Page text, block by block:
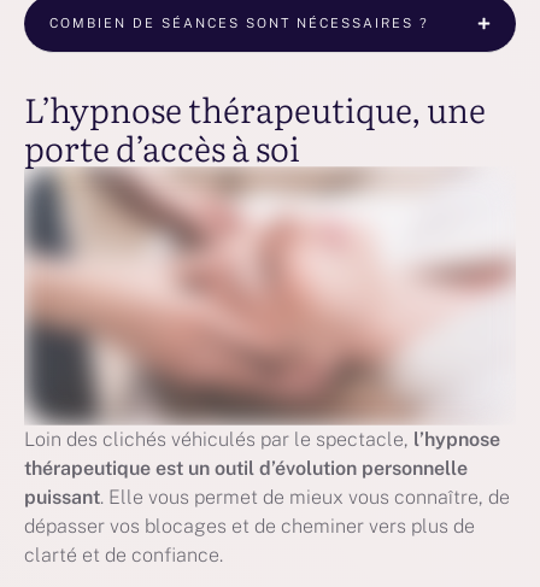
COMBIEN DE SÉANCES SONT NÉCESSAIRES ?
L’hypnose thérapeutique, une
porte d’accès à soi
Loin des clichés véhiculés par le spectacle, l’hypnose
thérapeutique est un outil d’évolution personnelle
puissant. Elle vous permet de mieux vous connaître, de
dépasser vos blocages et de cheminer vers plus de
clarté et de confiance.